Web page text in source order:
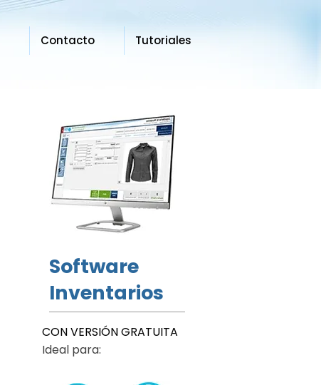
Contacto Tutoriales
Software
Inventarios
CON VERSIÓN GRATUITA
Ideal para: